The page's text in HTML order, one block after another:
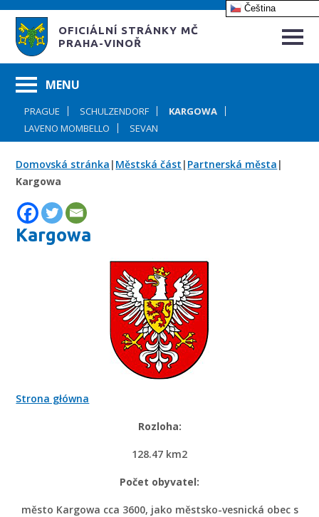
OFICIÁLNÍ STRÁNKY MČ
PRAHA-VINOŘ
PRAGUE SCHULZENDORF
KARGOWA
LAVENO MOMBELLO
SEVAN
Domovská stránka | Městská část | Partnerská města |
Kargowa
Kargowa
Strona główna
Rozloha:
128.47 km2
Počet obyvatel:
město Kargowa cca 3600, jako městsko-vesnická obec s
Čeština‎